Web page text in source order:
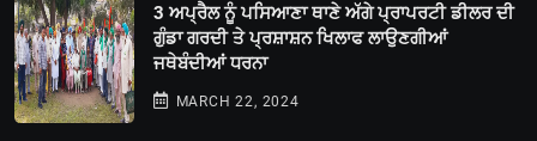
3 ਅਪ੍ਰੈਲ ਨੂੰ ਪਸਿਆਣਾ ਥਾਣੇ ਅੱਗੇ ਪ੍ਰਾਪਰਟੀ ਡੀਲਰ ਦੀ
ਗੁੰਡਾ ਗਰਦੀ ਤੇ ਪ੍ਰਸ਼ਾਸ਼ਨ ਖਿਲਾਫ ਲਾਉਣਗੀਆਂ
ਜਥੇਬੰਦੀਆਂ ਧਰਨਾ
MARCH 22, 2024